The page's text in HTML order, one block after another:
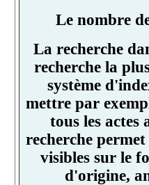
Le nombre
La recherche
recherche la
système
mettre par
tous les
recherche
visibles sur le
d'origine,